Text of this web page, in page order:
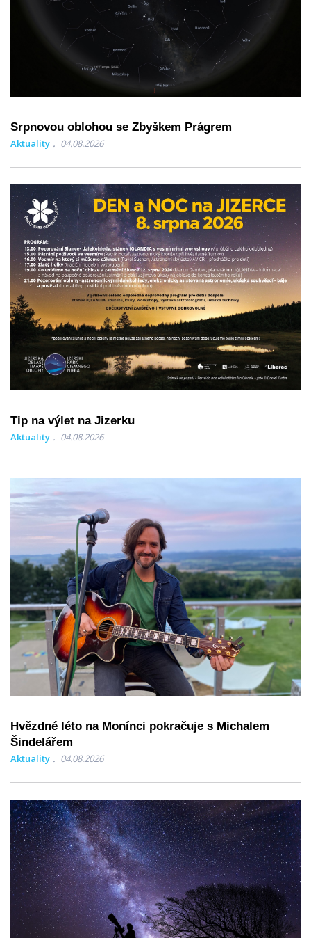
Srpnovou oblohou se Zbyškem Prágrem
Aktuality 04.08.2026
Tip na výlet na Jizerku
Aktuality 04.08.2026
Hvězdné léto na Monínci pokračuje s Michalem
Šindelářem
Aktuality 04.08.2026